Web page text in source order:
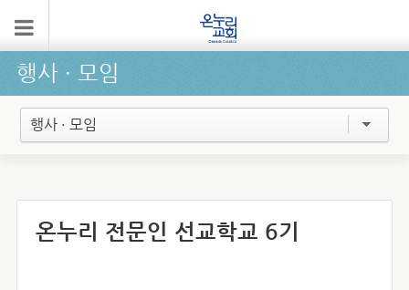
행사 ∙ 모임
행사 · 모임
온누리 전문인 선교학교 6기